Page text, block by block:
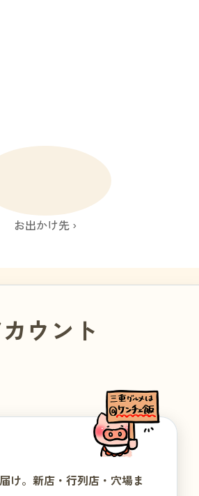
お出かけ先 ›
ウント
け。新店・行列店・穴場ま